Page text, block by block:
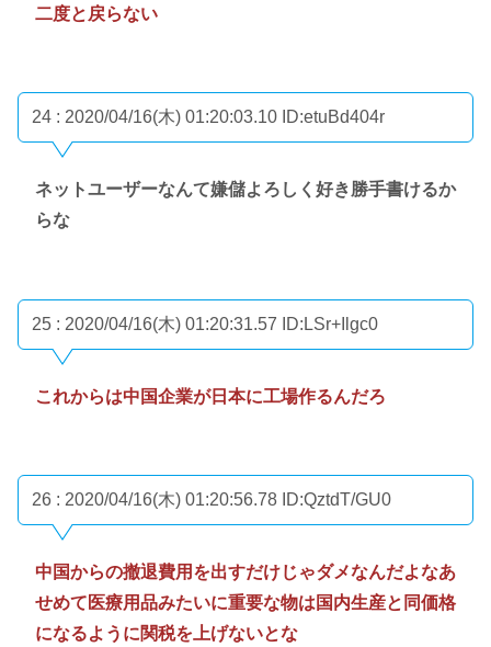
二度と戻らない
24 : 2020/04/16(木) 01:20:03.10 ID:etuBd404r
ネットユーザーなんて嫌儲よろしく好き勝手書けるか
らな
25 : 2020/04/16(木) 01:20:31.57 ID:LSr+Ilgc0
これからは中国企業が日本に工場作るんだろ
26 : 2020/04/16(木) 01:20:56.78 ID:QztdT/GU0
中国からの撤退費用を出すだけじゃダメなんだよなあ
せめて医療用品みたいに重要な物は国内生産と同価格
になるように関税を上げないとな